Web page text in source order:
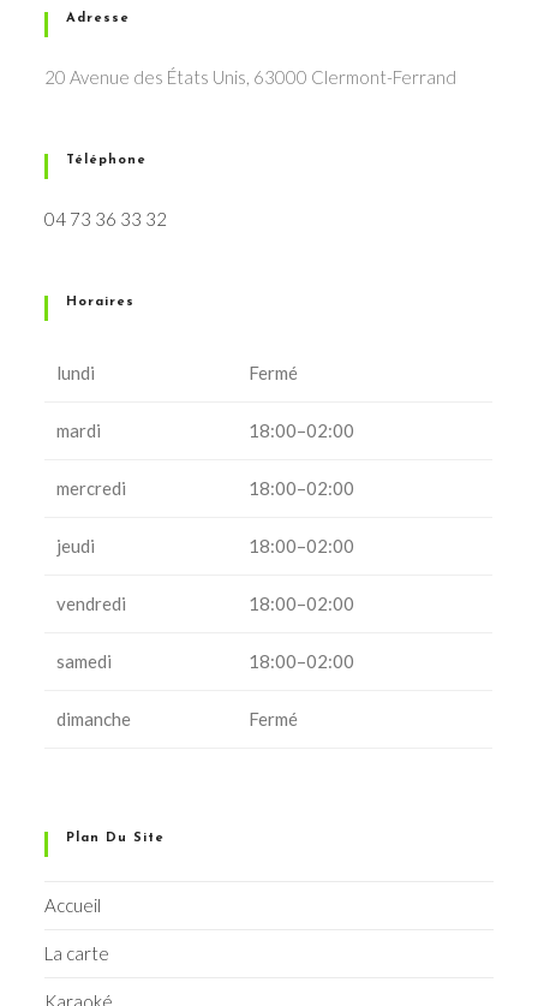
Adresse
20 Avenue des États Unis, 63000 Clermont-Ferrand
Téléphone
04 73 36 33 32
Horaires
lundi Fermé
mardi 18:00–02:00
mercredi 18:00–02:00
jeudi 18:00–02:00
vendredi 18:00–02:00
samedi 18:00–02:00
dimanche Fermé
Plan Du Site
Accueil
La carte
Karaoké